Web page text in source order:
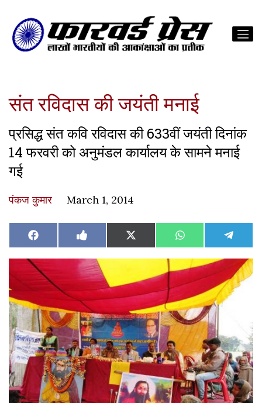
संत रविदास की जयंती मनाई
प्रसिद्ध संत कवि रविदास की 633वीं जयंती दिनांक
14 फरवरी को अनुमंडल कार्यालय के सामने मनाई
गई
पंकज कुमार March 1, 2014
Share
on
Facebook Share
on
Like
on
Facebook
Share
on
X
(Twitter)
Share
on
WhatsAppShare
on